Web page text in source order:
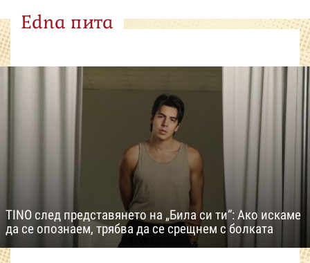
Edna пита
TINO след представянето на „Била си ти“: Ако искаме
да се опознаем, трябва да се срещнем с болката